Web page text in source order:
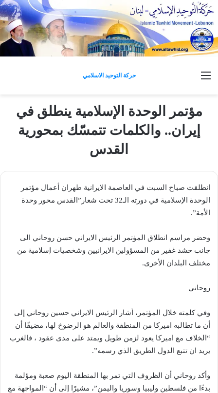
حركة التوحيد الاسلامي
مؤتمر الوحدة الإسلامية ينطلق في
إيران.. والكلمات تتمسّك بمحورية
القدس
انطلقت صباح السبت في العاصمة الايرانية طهران أعمال مؤتمر
الوحدة الإسلامية في دورته الـ32 تحت شعار”القدس محور وحدة
الأمة”.
وحضر مراسم انطلاق المؤتمر الرئيس الايراني حسن روحاني الى
جانب حشد غفير من المسؤولين الايرانيين وشخصيات إسلامية من
مختلف البلدان الأخرى.
روحاني
وفي كلمته خلال المؤتمر، أشار الرئيس الايراني حسين روحاني إلى
أن ما تطالبه اميركا من المنطقة والعالم هو الرضوخ لها، مضيفًا أن
“الخلاف مع اميركا يعود لزمن طويل ويمتد على مدى عقود ، فالغرب
يريد ان تتبع الدول الطريق الذي رسمه”.
وأكد روحاني أن الظروف التي تمر بها المنطقة اليوم صعبة ومؤلمة
بدءًا من فلسطين وليبيا وسوريا واليمن”، مشيرًا إلى أن “المواجهة مع